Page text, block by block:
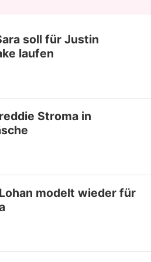
soll für Justin
laufen
Stroma in
modelt wieder für